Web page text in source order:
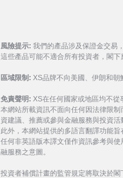
風險提示: 我們的產品涉及保證金交易
這些產品可能不適合所有投資者，閣下
區域限制: XS品牌不向美國、伊朗和朝
免責聲明: XS在任何國家或地區均不從
本網站所載資訊不面向任何因法律限
資建議、推薦或參與金融服務與投資活
此外，本網站提供的多語言翻譯功能旨
任何非英語版本譯文僅作資訊參考與
融服務之意圖。
投資者補償計畫的監管規定將取決於閣